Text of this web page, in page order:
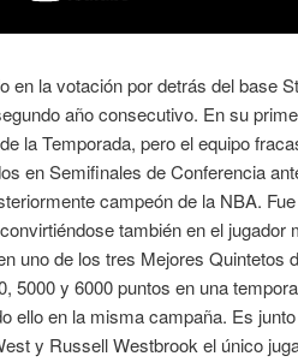
en la votación por detrás del base
año consecutivo. En su
la Temporada, pero el equipo
en Semifinales de Conferencia
campeón de la NBA.
también en el jugador
uno de los tres Mejores Quintetos
5000 y 6000 puntos en una
ello en la misma campaña. Es
y Russell Westbrook el único